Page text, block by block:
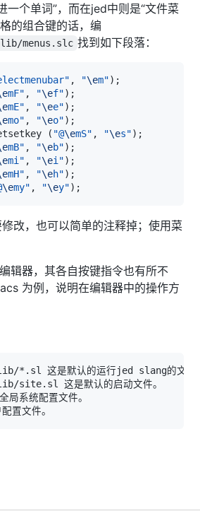
一个单词”，而在jed中则是“文件菜
的组合键的话，编
menus.slc 找到如下段落：
, "\em") ;
mF" , "\ef") ;
mE" , "\ee") ;
mo" , "\eo") ;
( "@\emS" , "\es") ;
mB" , "\eb") ;
mi" , "\ei") ;
mH" , "\eh") ;
\emy" , "\ey") ;
改，也可以简单的注释掉；使用菜
辑器，其各自按键指令也有所不
为例，说明在编辑器中的操作方